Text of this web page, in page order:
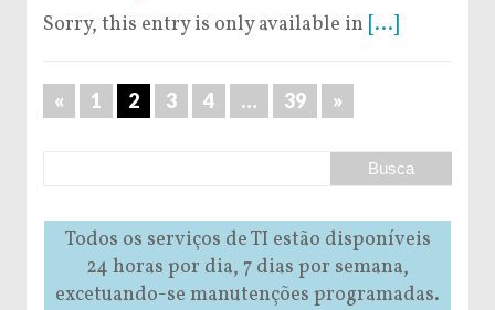
Sorry, this entry is only available in [...]
« 1 2 3 4 … 39 »
Todos os serviços de TI estão disponíveis
24 horas por dia, 7 dias por semana,
excetuando-se manutenções programadas.